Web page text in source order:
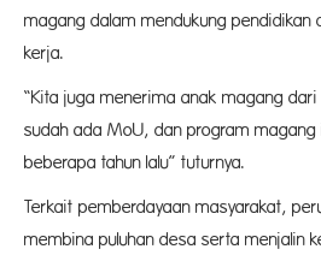
magang dalam mendukung pendidikan
kerja.
“Kita juga menerima anak magang
sudah ada MoU, dan program
beberapa tahun lalu” tuturnya.
Terkait pemberdayaan masyarakat,
membina puluhan desa serta menjalin